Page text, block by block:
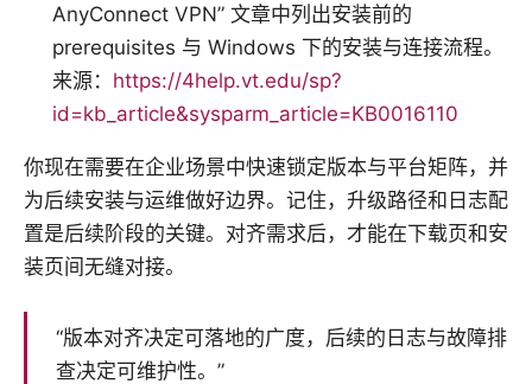
AnyConnect VPN” 文章中列出安装前的
prerequisites 与 Windows 下的安装与连接流程。
来源： https://4help.vt.edu/sp?
id=kb_article&sysparm_article=KB0016110
你现在需要在企业场景中快速锁定版本与平台矩阵，并
为后续安装与运维做好边界。记住，升级路径和日志配
置是后续阶段的关键。对齐需求后，才能在下载页和安
装页间无缝对接。
“版本对齐决定可落地的广度，后续的日志与故障排
查决定可维护性。”